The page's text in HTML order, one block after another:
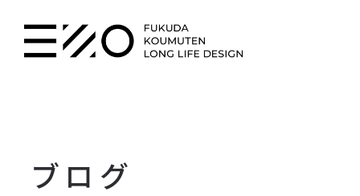
ブログ